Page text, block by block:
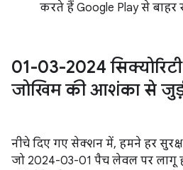
करते हैं Google Play से बाहर
01-03-2024
जोखिम की आशंका से
नीचे दिए गए सेक्शन में, हमने हर
जो 2024-03-01 पैच लेवल पर लागू